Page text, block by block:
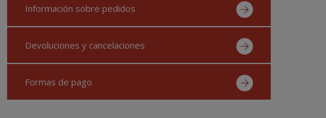
Información sobre pedidos
Devoluciones y cancelaciones
Formas de pago